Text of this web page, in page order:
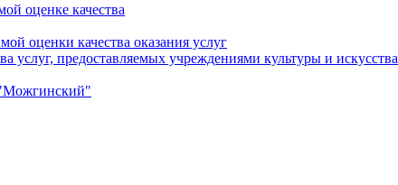
оценке качества
оценки качества оказания услуг
услуг, предоставляемых учреждениями культуры и искусства